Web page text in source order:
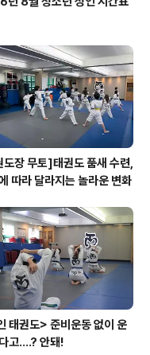
도장 무토]태권도 품새 수련,
따라 달라지는 놀라운 변화
태권도> 준비운동 없이 운
고....? 안돼!